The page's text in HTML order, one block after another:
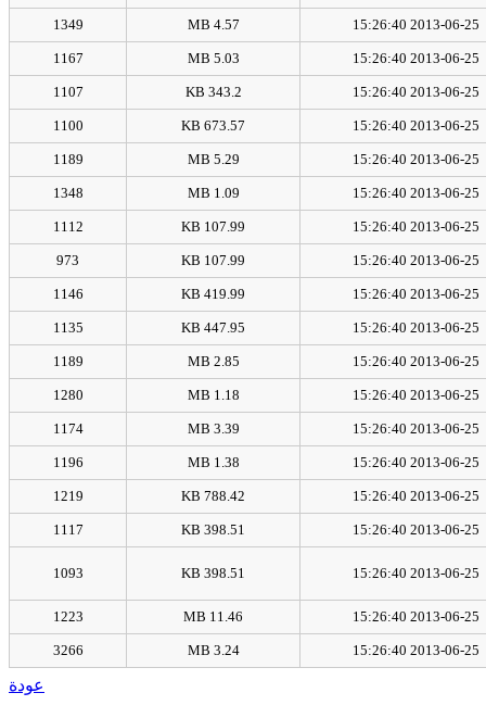
2013-06-25 15:26:40
4.57 MB
1349
2013-06-25 15:26:40
5.03 MB
1167
2013-06-25 15:26:40
343.2 KB
1107
2013-06-25 15:26:40
673.57 KB
1100
2013-06-25 15:26:40
5.29 MB
1189
2013-06-25 15:26:40
1.09 MB
1348
2013-06-25 15:26:40
107.99 KB
1112
2013-06-25 15:26:40
107.99 KB
973
2013-06-25 15:26:40
419.99 KB
1146
2013-06-25 15:26:40
447.95 KB
1135
2013-06-25 15:26:40
2.85 MB
1189
2013-06-25 15:26:40
1.18 MB
1280
2013-06-25 15:26:40
3.39 MB
1174
2013-06-25 15:26:40
1.38 MB
1196
2013-06-25 15:26:40
788.42 KB
1219
2013-06-25 15:26:40
398.51 KB
1117
2013-06-25 15:26:40
398.51 KB
1093
2013-06-25 15:26:40
11.46 MB
1223
2013-06-25 15:26:40
3.24 MB
3266
عودة